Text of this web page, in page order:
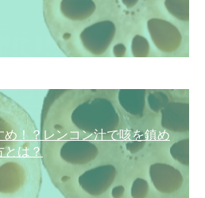
！？レンコン汁で咳を鎮め
とは？